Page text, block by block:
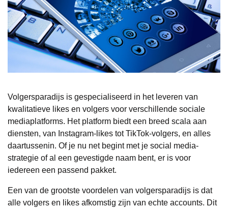
Volgersparadijs is gespecialiseerd in het leveren van
kwalitatieve likes en volgers voor verschillende sociale
mediaplatforms. Het platform biedt een breed scala aan
diensten, van Instagram-likes tot TikTok-volgers, en alles
daartussenin. Of je nu net begint met je social media-
strategie of al een gevestigde naam bent, er is voor
iedereen een passend pakket.
Een van de grootste voordelen van volgersparadijs is dat
alle volgers en likes afkomstig zijn van echte accounts. Dit